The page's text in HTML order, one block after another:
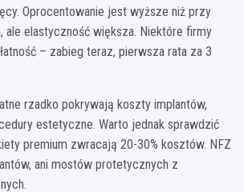
Oprocentowanie jest wyższe niż przy
ale elastyczność większa. Niektóre firmy
– zabieg teraz, pierwsza rata za 3
rzadko pokrywają koszty implantów,
estetyczne. Warto jednak sprawdzić
premium zwracają 20-30% kosztów. NFZ
ani mostów protetycznych z